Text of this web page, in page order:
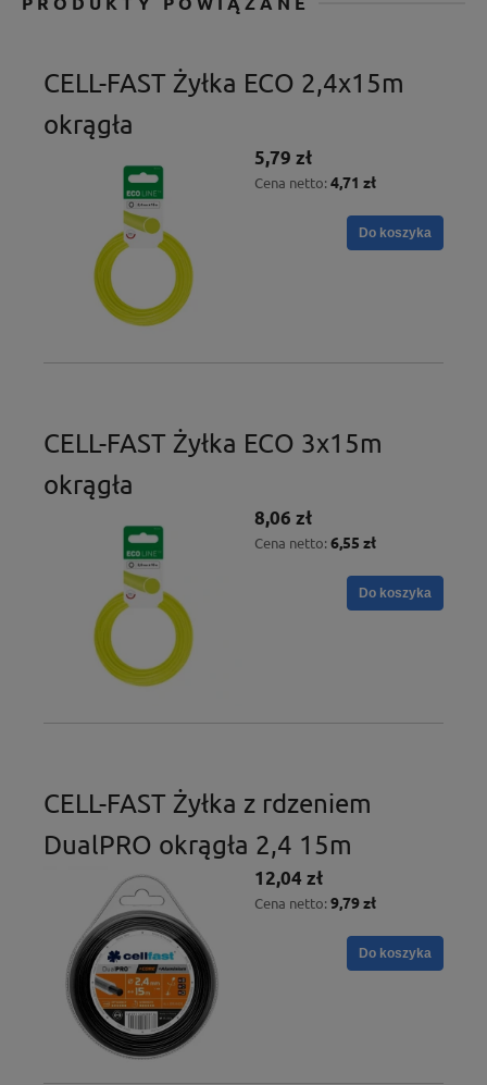
CELL-FAST Żyłka ECO 2,4x15m
okrągła
5,79 zł
Cena netto: 4,71 zł
Do koszyka
CELL-FAST Żyłka ECO 3x15m
okrągła
8,06 zł
Cena netto: 6,55 zł
Do koszyka
CELL-FAST Żyłka z rdzeniem
DualPRO okrągła 2,4 15m
12,04 zł
Cena netto: 9,79 zł
Do koszyka